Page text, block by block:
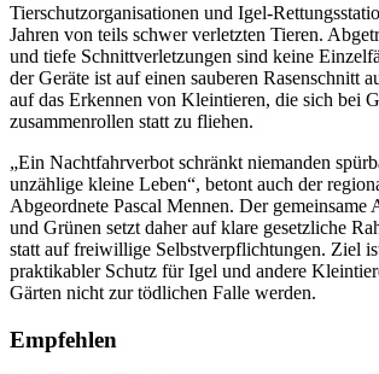
Tierschutzorganisationen und Igel-
Jahren von teils schwer verletzten Tieren.
und tiefe Schnittverletzungen sind keine
der Geräte ist auf einen sauberen Rasenschnitt
auf das Erkennen von Kleintieren, die sich bei
zusammenrollen statt zu fliehen.
„Ein Nachtfahrverbot schränkt niemanden
unzählige kleine Leben“, betont auch der
Abgeordnete Pascal Mennen. Der gemeinsame
und Grünen setzt daher auf klare gesetzliche
statt auf freiwillige Selbstverpflichtungen. Ziel
praktikabler Schutz für Igel und andere
Gärten nicht zur tödlichen Falle werden.
Empfehlen